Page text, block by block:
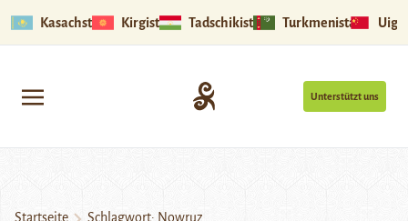
Kasachstan Kirgistan Tadschikistan Turkmenistan
Unterstützt uns
Startseite Schlagwort: Nowruz